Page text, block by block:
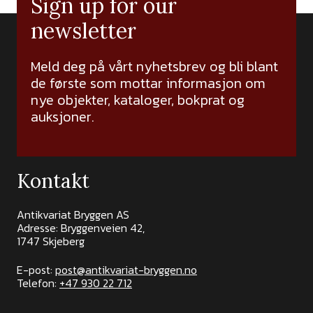
Sign up for our
newsletter
Meld deg på vårt nyhetsbrev og bli blant
de første som mottar informasjon om
nye objekter, kataloger, bokprat og
auksjoner.
Kontakt
Antikvariat Bryggen AS
Adresse: Bryggenveien 42,
1747 Skjeberg
E-post: post@antikvariat-bryggen.no
Telefon: +47 930 22 712